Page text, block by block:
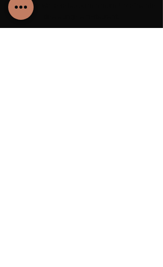
Toate rezervările se fac cu minimum 4 ore înainte